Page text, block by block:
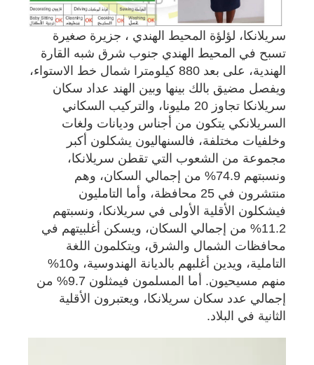
سريلانكا، لؤلؤة المحيط الهندي ، جزيرة صغيرة
تسبح في المحيط الهندي جنوب شرق شبه القارة
الهندية، على بعد 880 كيلومترا شمال خط الاستواء،
ويفصل مضيق بالك بينها وبين الهند عداد سكان
سريلانكا تجاوز 20 مليونا، والتركيب السكاني
السريلانكي يتكون من أجناس وديانات ولغات
وخلفيات مختلفة، فالسنهاليون يشكلون أكبر
مجموعة من الشعوب التي تقطن سريلانكا،
ونسبتهم 74.9% من إجمالي السكان، وهم
منتشرون في 25 محافظة، وأما التامليون
فيشكلون الأقلية الأولى في سريلانكا، ونسبتهم
11.2% من إجمالي السكان، ويسكن أغلبيتهم في
محافظات الشمال والشرق، ويتكلمون اللغة
التاملية، ويدين أغلبهم بالديانة الهندوسية، و10%
منهم مسيحيون. أما المسلمون فيمثلون 9.7% من
إجمالي عدد سكان سريلانكا، ويعتبرون الأقلية
الثانية في البلاد.